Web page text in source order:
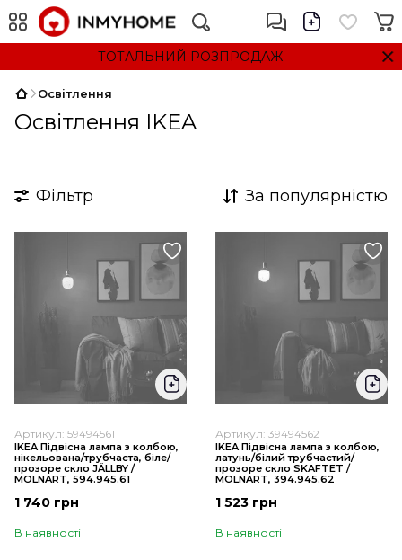
ТОТАЛЬНИЙ РОЗПРОДАЖ
Освітлення
Освітлення IKEA
Фільтр За популярністю
Артикул: 59494561
IKEA Підвісна лампа з колбою,
нікельована/трубчаста, біле/
прозоре скло JÄLLBY /
MOLNART, 594.945.61
1 740 грн
В наявності
Артикул: 39494562
IKEA Підвісна лампа з колбою,
латунь/білий трубчастий/
прозоре скло SKAFTET /
MOLNART, 394.945.62
1 523 грн
В наявності